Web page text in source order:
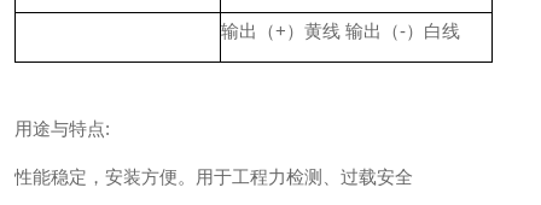
输出（+）黄线 输出（-）白线
用途与特点:
性能稳定，安装方便。用于工程力检测、过载安全